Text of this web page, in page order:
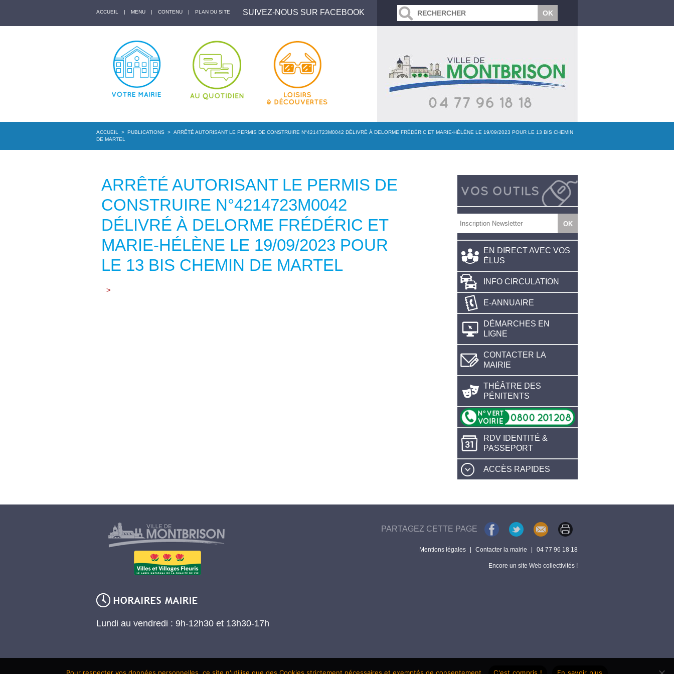
ACCUEIL | MENU | CONTENU | PLAN DU SITE SUIVEZ-NOUS SUR FACEBOOK
ACCUEIL > PUBLICATIONS > ARRÊTÉ AUTORISANT LE PERMIS DE CONSTRUIRE N°4214723M0042 DÉLIVRÉ À DELORME FRÉDÉRIC ET MARIE-HÉLÈNE LE 19/09/2023 POUR LE 13 BIS CHEMIN
DE MARTEL
ARRÊTÉ AUTORISANT LE PERMIS DE
CONSTRUIRE N°4214723M0042
DÉLIVRÉ À DELORME FRÉDÉRIC ET
MARIE-HÉLÈNE LE 19/09/2023 POUR
LE 13 BIS CHEMIN DE MARTEL
>
EN DIRECT AVEC VOS
ÉLUS
INFO CIRCULATION
E-ANNUAIRE
DÉMARCHES EN
LIGNE
CONTACTER LA
MAIRIE
THÉÂTRE DES
PÉNITENTS
RDV IDENTITÉ &
PASSEPORT
ACCÈS RAPIDES
Lundi au vendredi : 9h-12h30 et 13h30-17h
PARTAGEZ CETTE PAGE
Mentions légales Contacter la mairie 04 77 96 18 18
Encore un site Web collectivités !